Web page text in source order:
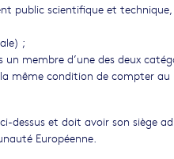
public scientifique et
;
membre d’une des deux
même condition de compter
dessus et doit avoir son siège
Européenne.